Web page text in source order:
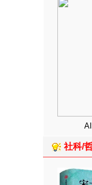
社科/